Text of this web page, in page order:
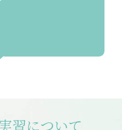
習について